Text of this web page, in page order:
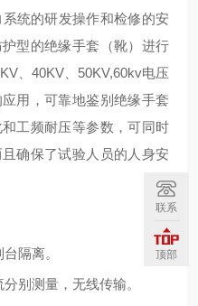
统的研发操作和检修的安
型的绝缘手套（靴）进行
、 40KV、 50KV,60kv电压
用，可靠地鉴别绝缘手套
工频耐压等参数，可同时
确保了试验人员的人身安
隔离。
别测量，无线传输。
联系
顶部